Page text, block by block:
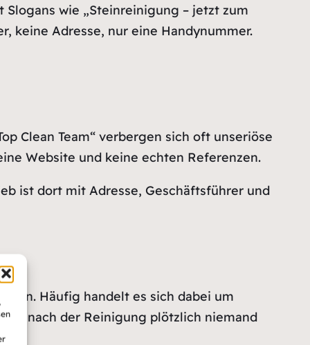
wie „Steinreinigung – jetzt zum
keine Adresse, nur eine Handynummer.
Clean Team“ verbergen sich oft unseriöse
Website und keine echten Referenzen.
ist dort mit Adresse, Geschäftsführer und
Häufig handelt es sich dabei um
nach der Reinigung plötzlich niemand